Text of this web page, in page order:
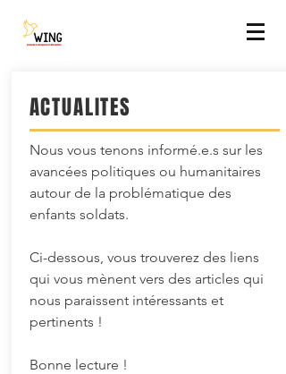
Nous vous tenons informé.e.s sur les
avancées politiques ou humanitaires
autour de la problématique des
enfants soldats.
Ci-dessous, vous trouverez des liens
qui vous mènent vers des articles qui
nous paraissent intéressants et
pertinents !
Bonne lecture !
ACTUALITES